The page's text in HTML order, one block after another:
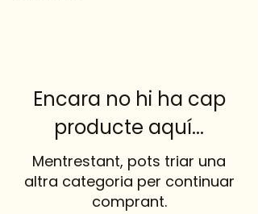
Encara no hi ha cap
producte aquí...
Mentrestant, pots triar una
altra categoria per continuar
comprant.